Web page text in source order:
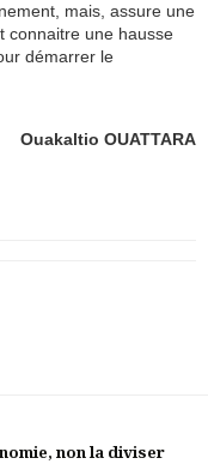
mais, assure une
connaitre une hausse
démarrer le
Ouakaltio OUATTARA
non la diviser